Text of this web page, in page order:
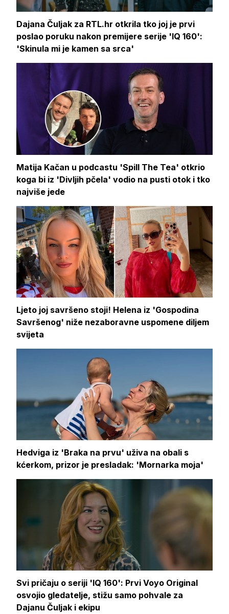
Dajana Čuljak za RTL.hr otkrila tko joj je prvi
poslao poruku nakon premijere serije 'IQ 160':
'Skinula mi je kamen sa srca'
Matija Kačan u podcastu 'Spill The Tea' otkrio
koga bi iz 'Divljih pčela' vodio na pusti otok i tko
najviše jede
Ljeto joj savršeno stoji! Helena iz 'Gospodina
Savršenog' niže nezaboravne uspomene diljem
svijeta
Hedviga iz 'Braka na prvu' uživa na obali s
kćerkom, prizor je presladak: 'Mornarka moja'
Svi pričaju o seriji 'IQ 160': Prvi Voyo Original
osvojio gledatelje, stižu samo pohvale za
Dajanu Čuljak i ekipu